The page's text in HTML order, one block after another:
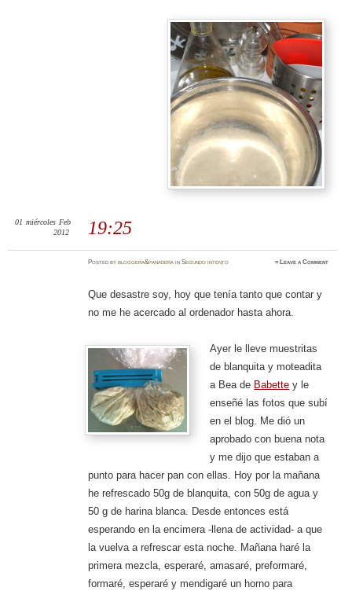
19:25
01 miércoles Feb
2012
Postedbybloggera&panadera inSegundo intento ≈ Leave a Comment
Que desastre soy, hoy que tenía tanto que contar y
no me he acercado al ordenador hasta ahora.
Ayer le lleve muestritas
de blanquita y moteadita
a Bea de Babette y le
enseñé las fotos que subí
en el blog. Me dió un
aprobado con buena nota
y me dijo que estaban a
punto para hacer pan con ellas. Hoy por la mañana
he refrescado 50g de blanquita, con 50g de agua y
50 g de harina blanca. Desde entonces está
esperando en la encimera -llena de actividad- a que
la vuelva a refrescar esta noche. Mañana haré la
primera mezcla, esperaré, amasaré, preformaré,
formaré, esperaré y mendigaré un horno para